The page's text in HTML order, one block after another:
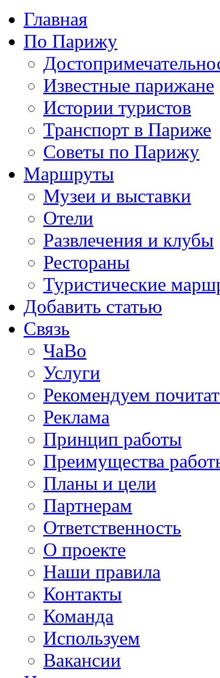
Главная
По Парижу
Известные парижане
Истории туристов
Транспорт в Париже
Советы по Парижу
Маршруты
Музеи и выставки
Отели
Развлечения и клубы
Рестораны
Туристические
Добавить статью
Связь
ЧаВо
Услуги
Рекомендуем
Реклама
Принцип работы
Преимущества
Планы и цели
Партнерам
Ответственность
О проекте
Наши правила
Контакты
Команда
Используем
Вакансии